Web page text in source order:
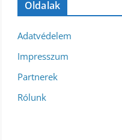
Oldalak
Adatvédelem
Impresszum
Partnerek
Rólunk